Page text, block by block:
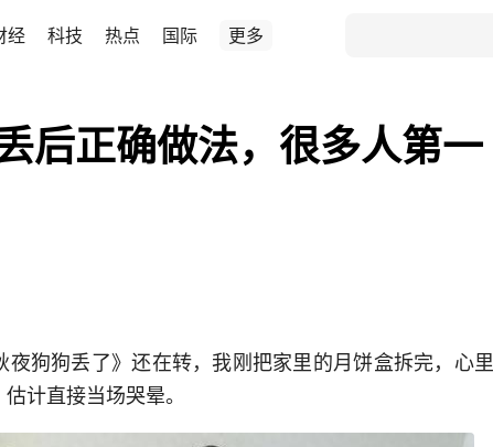
经 科技 热点 国际 更多
后正确做法，很多人第一
狗狗丢了》还在转，我刚把家里的月饼盒拆完，心里
计直接当场哭晕。